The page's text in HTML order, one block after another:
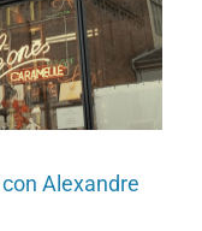
Alexandre